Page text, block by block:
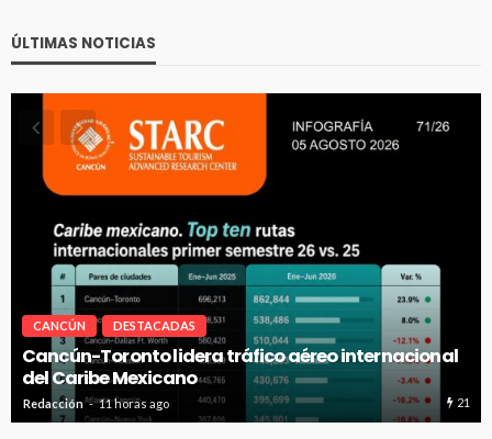
ÚLTIMAS NOTICIAS
CANCÚN DESTACADAS
Cancún-Toronto lidera tráfico aéreo internacional
del Caribe Mexicano
Redacción 11 horas ago 21